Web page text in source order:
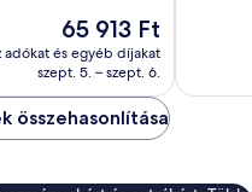
Az
65 913 Ft
65 913 Ft
adókat és egyéb díjakat
szept. 5. – szept. 6.
összehasonlítása